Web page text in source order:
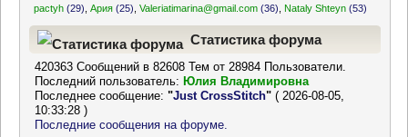
pactyh (29) ,Ария (25) ,Valeriatimarina@gmail.com (36) Nataly Shteyn (53)
Статистика форума
420363 Сообщений в 82608 Тем от 28984 Пользователи.
Последний пользователь: Юлия Владимировна
Последнее сообщение:"Just CrossStitch" ( 2026-08-05,
10:33:28 )
Последние сообщения на форуме.